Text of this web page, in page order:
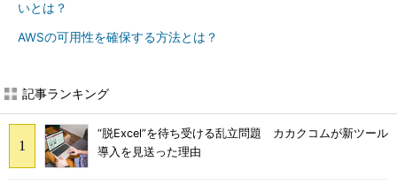
いとは？
AWSの可用性を確保する方法とは？
記事ランキング
“脱Excel”を待ち受ける乱立問題 カカクコムが新ツール
導入を見送った理由